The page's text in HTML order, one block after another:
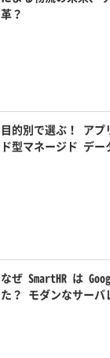
革？
目的別で選ぶ！ アプ
ド型マネージド デー
なぜ SmartHR は
た？ モダンなサーバ